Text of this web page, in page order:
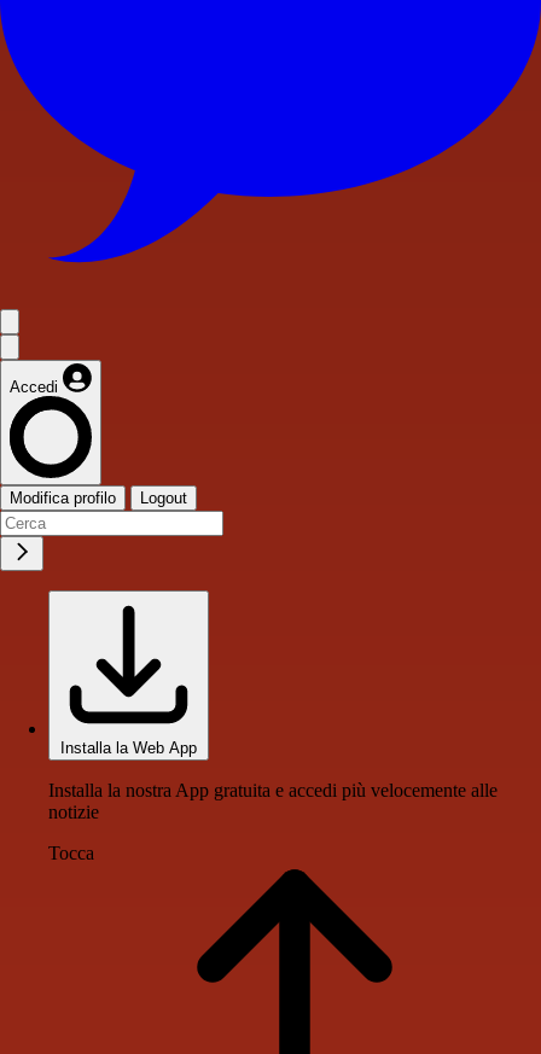
Accedi
Modifica profilo Logout
Installa la Web App
Installa la nostra App gratuita e accedi più velocemente alle
notizie
Tocca